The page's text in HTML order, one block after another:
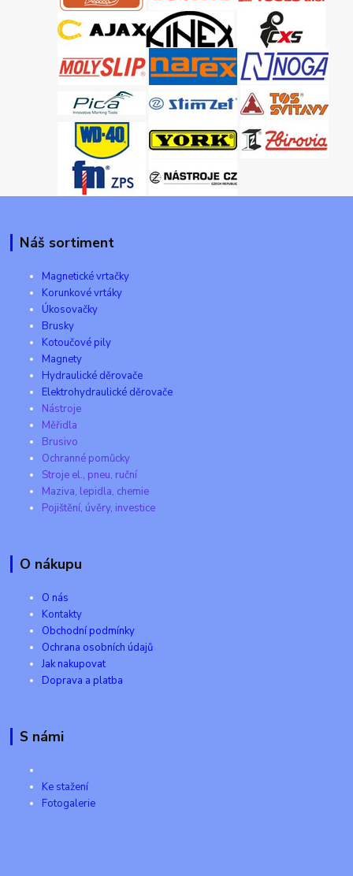
Náš sortiment
Magnetické vrtačky
Korunkové vrtáky
Úkosovačky
Brusky
Kotoučové pily
Magnety
Hydraulické děrovače
Elektrohydraulické děrovače
Nástroje
Měřidla
Brusivo
Ochranné pomůcky
Stroje el., pneu, ruční
Maziva, lepidla, chemie
Pojištění, úvěry, investice
O nákupu
O nás
Kontakty
Obchodní podmínky
Ochrana osobních údajů
Jak nakupovat
Doprava a platba
S námi
Ke stažení
Fotogalerie